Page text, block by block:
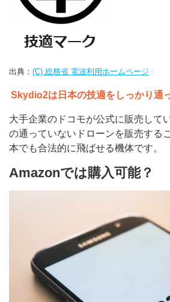
出典： (C) 総務省 電波利用ホームページ
Skydio2は日本の技適をしっかり通
大手企業のドコモが公式に販売して
の通っていないドローンを販売する
本でも合法的に飛ばせる機体です。
Amazonでは購入可能？